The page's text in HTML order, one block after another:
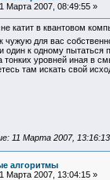
Марта 2007, 08:49:55 »
катит в квантовом
чужую для вас
один к одному пытаться
тонких уровней иная в
там искать свой
11 Марта 2007,
алгоритмы
Марта 2007, 13:04:15 »